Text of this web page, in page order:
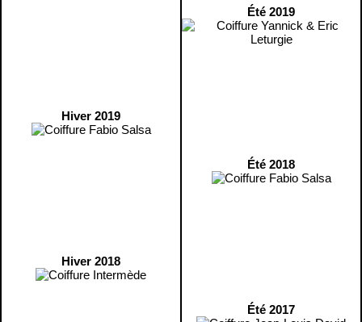
Hiver 2019
Hiver 2018
Été 2019
Été 2018
Été 2017